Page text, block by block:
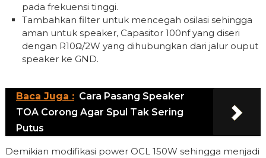
pada frekuensi tinggi.
Tambahkan filter untuk mencegah osilasi sehingga
aman untuk speaker, Capasitor 100nf yang diseri
dengan R10Ω/2W yang dihubungkan dari jalur ouput
speaker ke GND.
Baca Juga : Cara Pasang Speaker
TOA Corong Agar Spul Tak Sering
Putus
Demikian modifikasi power OCL 150W sehingga menjadi